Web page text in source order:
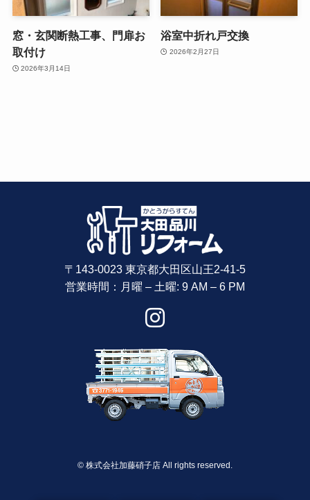
窓・玄関断熱工事、門扉お
取付け
2026年3月14日
浴室中折れ戸交換
2026年2月27日
〒143-0023 東京都大田区山王2-41-5
営業時間：月曜 – 土曜: 9 AM – 6 PM
© 株式会社加藤硝子店 All rights reserved.